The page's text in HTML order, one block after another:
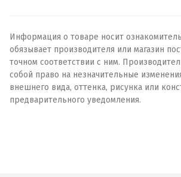
Информация о товаре носит
обязывает производителя или магазин
точном соответствии с ним.
собой право на незначительные
внешнего вида, оттенка, рисунка или
предварительного уведомления.